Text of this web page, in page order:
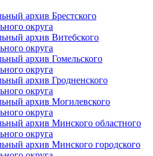
архив Брестского
округа
архив Витебского
округа
архив Гомельского
округа
архив Гродненского
округа
архив Могилевского
округа
архив Минского областного
округа
архив Минского городского